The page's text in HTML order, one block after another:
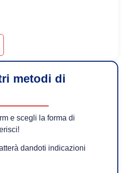
metodi di
e scegli la forma di
dandoti indicazioni